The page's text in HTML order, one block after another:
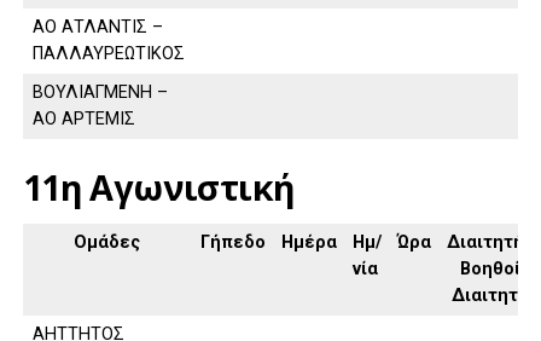
ΑΟ ΑΤΛΑΝΤΙΣ –
ΠΑΛΛΑΥΡΕΩΤΙΚΟΣ
ΒΟΥΛΙΑΓΜΕΝΗ –
ΑΟ ΑΡΤΕΜΙΣ
11η Αγωνιστική
Ομάδες Γήπεδο Ημέρα
Ημ/
νία
Ώρα
Διαιτητής,
Βοηθοί
Διαιτητή
ΑΗΤΤΗΤΟΣ